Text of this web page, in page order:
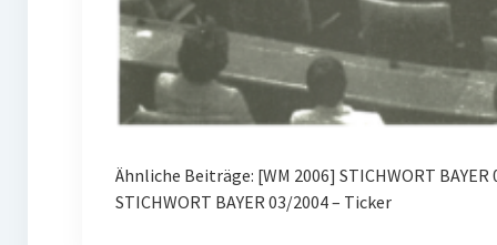
Ähnliche Beiträge: [WM 2006] STICHWORT
STICHWORT BAYER 03/2004 – Ticker